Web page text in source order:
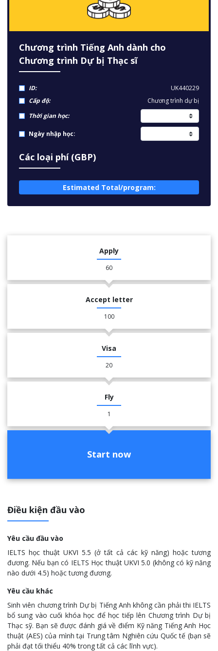
Chương trình Tiếng Anh dành cho
Chương trình Dự bị Thạc sĩ
ID:
UK440229
Cấp độ:
Chương trình dự bị
Thời gian học:
Ngày nhập học:
Các loại phí (GBP)
Estimated Total/program:
Apply
60
Accept letter
100
Visa
20
Fly
1
Start now
Điều kiện đầu vào
Yêu cầu đầu vào
IELTS học thuật UKVI 5.5 (ở tất cả các kỹ năng) hoặc tương
đương. Nếu bạn có IELTS Học thuật UKVI 5.0 (không có kỹ năng
nào dưới 4.5) hoặc tương đương.
Yêu cầu khác
Sinh viên chương trình Dự bị Tiếng Anh không cần phải thi IELTS
bổ sung vào cuối khóa học để học tiếp lên Chương trình Dự bị
Thạc sỹ. Bạn sẽ được đánh giá về điểm Kỹ năng Tiếng Anh Học
thuật (AES) của mình tại Trung tâm Nghiên cứu Quốc tế (bạn sẽ
phải đạt tối thiểu 40% trong tất cả các lĩnh vực).